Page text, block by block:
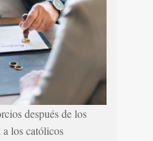
después de los
a los católicos